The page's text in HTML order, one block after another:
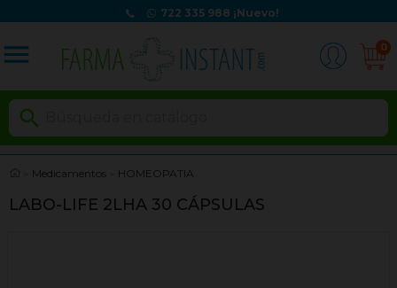
722 335 988 ¡Nuevo!
menu 0

Medicamentos HOMEOPATIA
LABO-LIFE 2LHA 30 CÁPSULAS